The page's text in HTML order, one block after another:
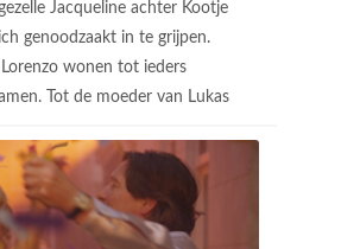
Jacqueline achter Kootje
genoodzaakt in te grijpen.
Lorenzo wonen tot ieders
Tot de moeder van Lukas